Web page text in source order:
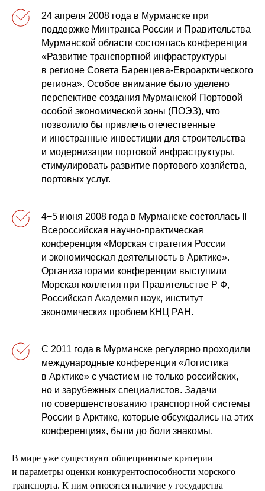
24 апреля 2008 года в Мурманске при
поддержке Минтранса России и Правительства
Мурманской области состоялась конференция
«Развитие транспортной инфраструктуры
в регионе Совета Баренцева-Евроарктического
региона». Особое внимание было уделено
перспективе создания Мурманской Портовой
особой экономической зоны (ПОЭЗ), что
позволило бы привлечь отечественные
и иностранные инвестиции для строительства
и модернизации портовой инфраструктуры,
стимулировать развитие портового хозяйства,
портовых услуг.
4−5 июня 2008 года в Мурманске состоялась II
Всероссийская научно-практическая
конференция «Морская стратегия России
и экономическая деятельность в Арктике».
Организаторами конференции выступили
Морская коллегия при Правительстве Р Ф,
Российская Академия наук, институт
экономических проблем КНЦ РАН.
С 2011 года в Мурманске регулярно проходили
международные конференции «Логистика
в Арктике» с участием не только российских,
но и зарубежных специалистов. Задачи
по совершенствованию транспортной системы
России в Арктике, которые обсуждались на этих
конференциях, были до боли знакомы.
В мире уже существуют общепринятые критерии
и параметры оценки конкурентоспособности морского
транспорта. К ним относятся наличие у государства